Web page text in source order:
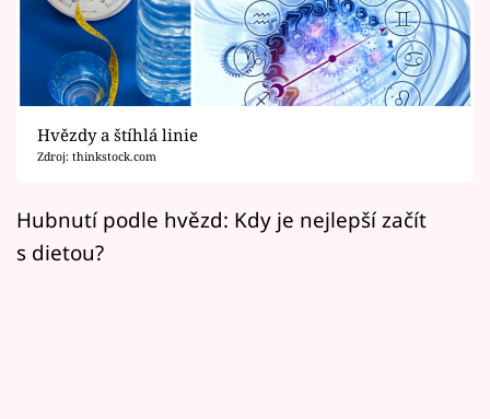
Horoskopy
Sledujte prima+
Filmový festival Karlovy Vary
Mámy sobě
Hvězdy a štíhlá linie
Zdroj: thinkstock.com
Hubnutí podle hvězd: Kdy je nejlepší začít
s dietou?